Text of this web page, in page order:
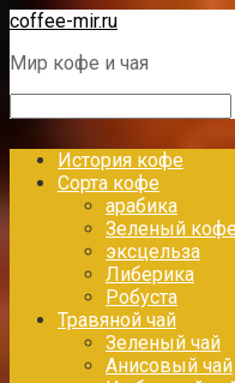
Перейти
контенту
coffee-mir.ru
Мир кофе и чая
История кофе
Сорта кофе
арабика
Зеленый
эксцельза
Либерика
Робуста
Травяной чай
Зеленый чай
Анисовый чай